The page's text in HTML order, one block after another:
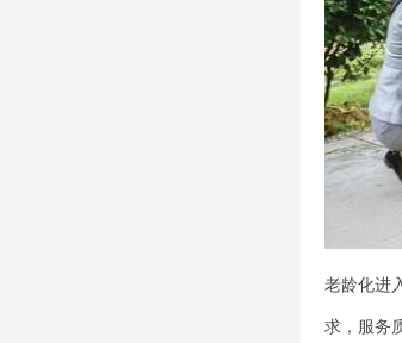
老龄化进
求，服务